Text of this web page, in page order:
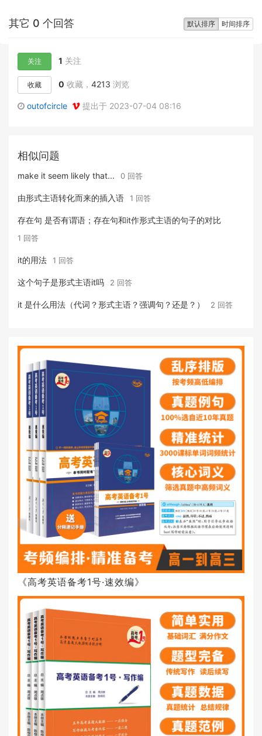
默认排序 时间排序
其它 0 个回答
关注 1 关注
收藏 0 收藏， 4213 浏览
outofcircle 提出于 2023-07-04 08:16
相似问题
make it seem likely that... 0 回答
由形式主语转化而来的插入语 1 回答
存在句 是否有谓语；存在句和it作形式主语的句子的对比
1 回答
it的用法 1 回答
这个句子是形式主语it吗 2 回答
it 是什么用法（代词？形式主语？强调句？还是？） 2 回答
《高考英语备考1号·速效编》